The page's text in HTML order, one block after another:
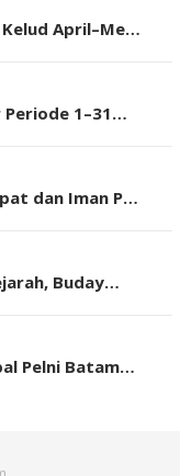
April–Me…
Periode 1–31…
dan Iman P…
Buday…
Pelni Batam…